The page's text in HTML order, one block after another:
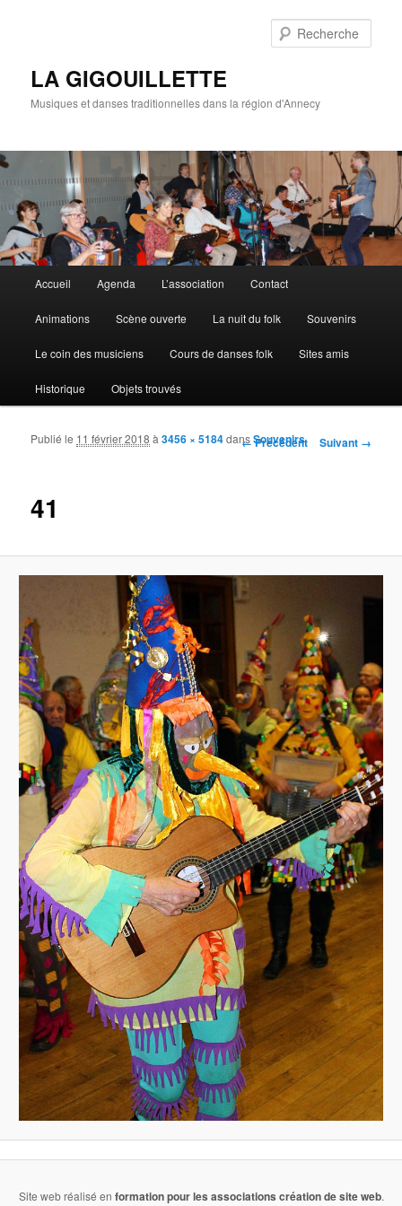
LA GIGOUILLETTE
Musiques et danses traditionnelles dans la région d'Annecy
Aller au contenu principal
Aller au contenu secondaire
Accueil Agenda L’association Contact
Animations Scène ouverte La nuit du folk Souvenirs
Le coin des musiciens Cours de danses folk Sites amis
Historique Objets trouvés
Navigation des images
← Précédent Suivant →
41
Publié le 11 février 2018 à3456 × 5184dansSouvenirs
Site web réalisé en formation pour les associations création de site web.